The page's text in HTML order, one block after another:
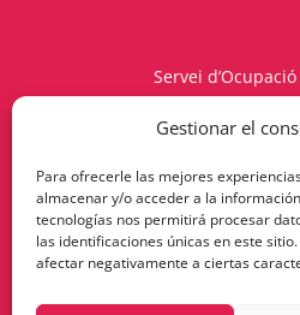
Gestionar el
Para ofrecerle las mejores
almacenar y/o acceder a la
tecnologías nos permitirá procesar
las identificaciones únicas en este
afectar negativamente a ciertas
Servei
Carrer del Gremi
Telèfon